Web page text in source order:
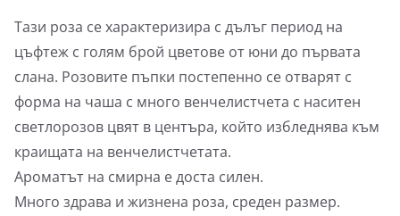
Тази роза се характеризира с дълъг период на
цъфтеж с голям брой цветове от юни до първата
слана. Розовите пъпки постепенно се отварят с
форма на чаша с много венчелистчета с наситен
светлорозов цвят в центъра, който избледнява към
краищата на венчелистчетата.
Ароматът на смирна е доста силен.
Много здрава и жизнена роза, среден размер.